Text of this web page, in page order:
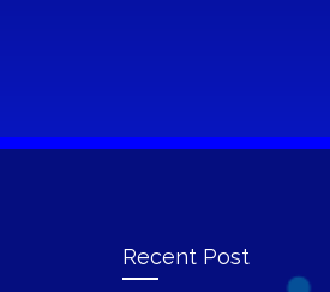
Recent Post